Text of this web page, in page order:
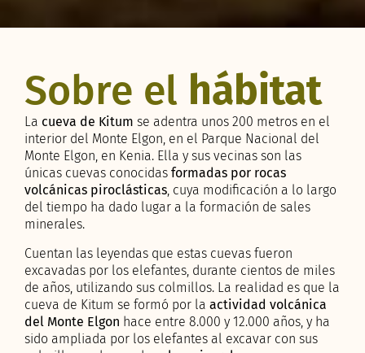
Sobre el hábitat
La cueva de Kitum se adentra unos 200 metros en el
interior del Monte Elgon, en el Parque Nacional del
Monte Elgon, en Kenia. Ella y sus vecinas son las
únicas cuevas conocidas formadas por rocas
volcánicas piroclásticas, cuya modificación a lo largo
del tiempo ha dado lugar a la formación de sales
minerales.
Cuentan las leyendas que estas cuevas fueron
excavadas por los elefantes, durante cientos de miles
de años, utilizando sus colmillos. La realidad es que la
cueva de Kitum se formó por la actividad volcánica
del Monte Elgon hace entre 8.000 y 12.000 años, y ha
sido ampliada por los elefantes al excavar con sus